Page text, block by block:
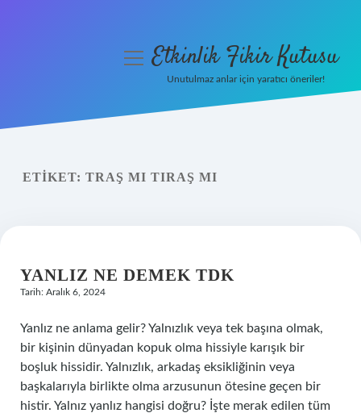
Yasal Uyarı
menüyüEtkinlik Fikir Kutusu
Unutulmaz anlar için yaratıcı öneriler!
ETIKET: TRAŞ MI TIRAŞ MI
YANLIZ NE DEMEK TDK
Tarih: Aralık 6, 2024
Yanlız ne anlama gelir? Yalnızlık veya tek başına olmak,
bir kişinin dünyadan kopuk olma hissiyle karışık bir
boşluk hissidir. Yalnızlık, arkadaş eksikliğinin veya
başkalarıyla birlikte olma arzusunun ötesine geçen bir
histir. Yalnız yanlız hangisi doğru? İşte merak edilen tüm